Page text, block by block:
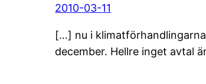
2010-03-11
[…] nu i
december. Hellre inget avtal